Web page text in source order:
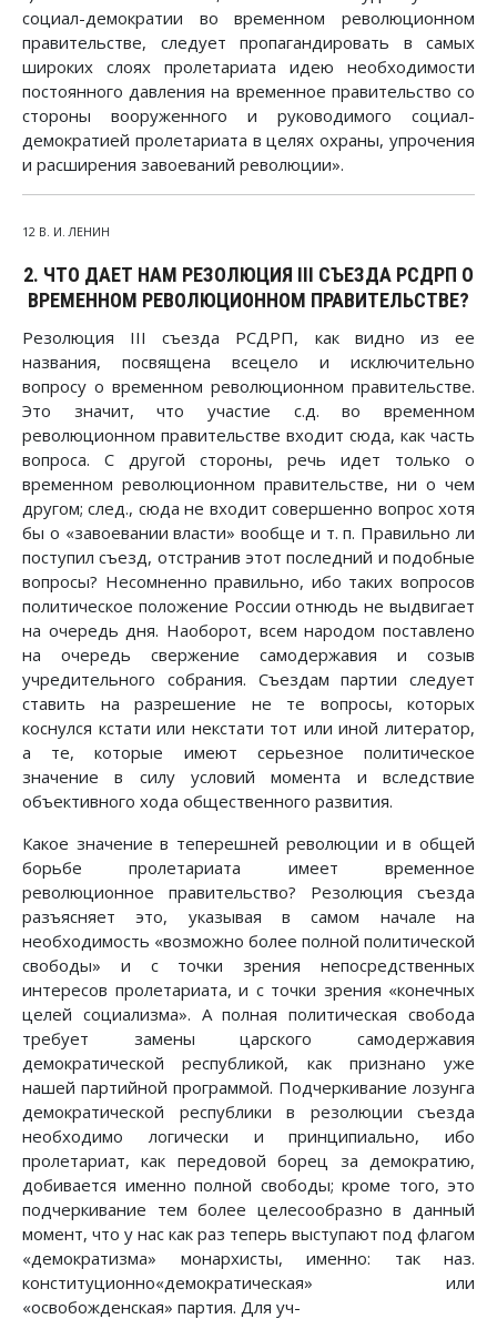
социал-демократии во временном революционном
правительстве, следует пропагандировать в самых
широких слоях пролетариата идею необходимости
постоянного давления на временное правительство со
стороны вооруженного и руководимого социал-
демократией пролетариата в целях охраны, упрочения
и расширения завоеваний революции».
12 В. И. ЛЕНИН
2. ЧТО ДАЕТ НАМ РЕЗОЛЮЦИЯ III СЪЕЗДА РСДРП О
ВРЕМЕННОМ РЕВОЛЮЦИОННОМ ПРАВИТЕЛЬСТВЕ?
Резолюция III съезда РСДРП, как видно из ее
названия, посвящена всецело и исключительно
вопросу о временном революционном правительстве.
Это значит, что участие с.д. во временном
революционном правительстве входит сюда, как часть
вопроса. С другой стороны, речь идет только о
временном революционном правительстве, ни о чем
другом; след., сюда не входит совершенно вопрос хотя
бы о «завоевании власти» вообще и т. п. Правильно ли
поступил съезд, отстранив этот последний и подобные
вопросы? Несомненно правильно, ибо таких вопросов
политическое положение России отнюдь не выдвигает
на очередь дня. Наоборот, всем народом поставлено
на очередь свержение самодержавия и созыв
учредительного собрания. Съездам партии следует
ставить на разрешение не те вопросы, которых
коснулся кстати или некстати тот или иной литератор,
а те, которые имеют серьезное политическое
значение в силу условий момента и вследствие
объективного хода общественного развития.
Какое значение в теперешней революции и в общей
борьбе пролетариата имеет временное
революционное правительство? Резолюция съезда
разъясняет это, указывая в самом начале на
необходимость «возможно более полной политической
свободы» и с точки зрения непосредственных
интересов пролетариата, и с точки зрения «конечных
целей социализма». А полная политическая свобода
требует замены царского самодержавия
демократической республикой, как признано уже
нашей партийной программой. Подчеркивание лозунга
демократической республики в резолюции съезда
необходимо логически и принципиально, ибо
пролетариат, как передовой борец за демократию,
добивается именно полной свободы; кроме того, это
подчеркивание тем более целесообразно в данный
момент, что у нас как раз теперь выступают под флагом
«демократизма» монархисты, именно: так наз.
конституционно«демократическая» или
«освобожденская» партия. Для уч-